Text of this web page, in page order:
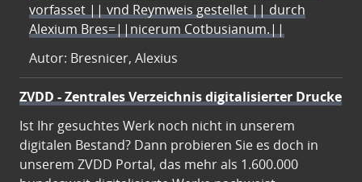
vorfasset || vnd Reymweis gestellet || durch
Alexium Bres=||nicerum Cotbusianum.||
Autor: Bresnicer, Alexius
ZVDD - Zentrales Verzeichnis digitalisierter Drucke
Ist Ihr gesuchtes Werk noch nicht in unserem
digitalen Bestand? Dann probieren Sie es doch in
unserem ZVDD Portal, das mehr als 1.600.000